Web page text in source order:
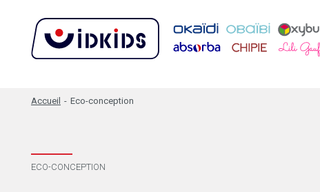
Accueil - Eco-conception
ECO-CONCEPTION